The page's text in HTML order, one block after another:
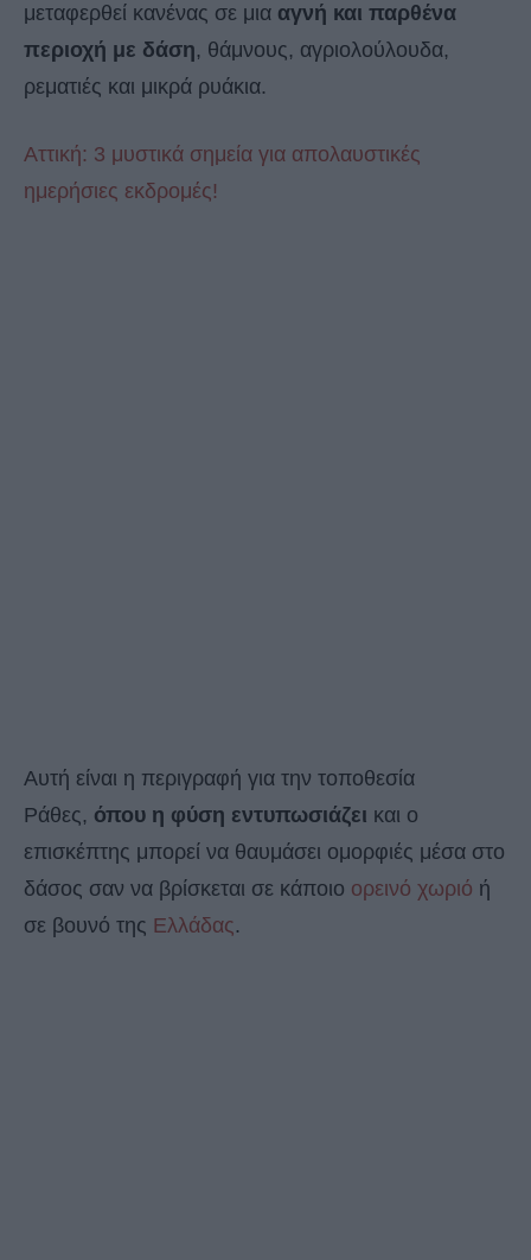
μεταφερθεί κανένας σε μια αγνή και παρθένα
περιοχή με δάση, θάμνους, αγριολούλουδα,
ρεματιές και μικρά ρυάκια.
Αττική: 3 μυστικά σημεία για απολαυστικές
ημερήσιες εκδρομές!
Αυτή είναι η περιγραφή για την τοποθεσία
Ράθες, όπου η φύση εντυπωσιάζει και ο
επισκέπτης μπορεί να θαυμάσει ομορφιές μέσα στο
δάσος σαν να βρίσκεται σε κάποιο ορεινό χωριό ή
σε βουνό της Ελλάδας.